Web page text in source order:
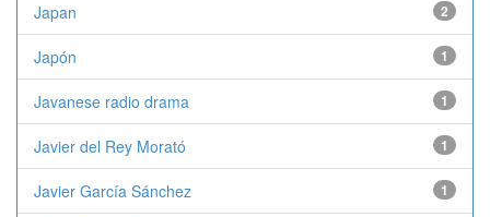
Japan 2
Japón 1
Javanese radio drama 1
Javier del Rey Morató 1
Javier García Sánchez 1